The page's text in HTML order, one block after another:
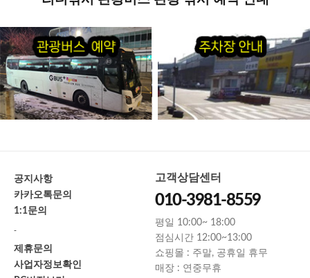
공지사항
카카오톡문의
1:1문의
-
제휴문의
사업자정보확인
고객상담센터
010-3981-8559
평일 10:00~ 18:00
점심시간 12:00~13:00
쇼핑몰 : 주말, 공휴일 휴무
매장 : 연중무휴